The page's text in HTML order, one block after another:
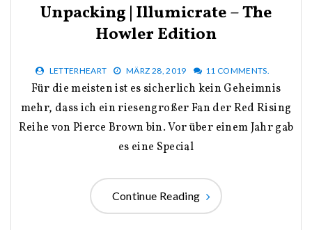
Unpacking | Illumicrate – The
Howler Edition
LETTERHEART MÄRZ 28, 2019 11 COMMENTS.
Für die meisten ist es sicherlich kein Geheimnis
mehr, dass ich ein riesengroßer Fan der Red Rising
Reihe von Pierce Brown bin. Vor über einem Jahr gab
es eine Special
Continue Reading